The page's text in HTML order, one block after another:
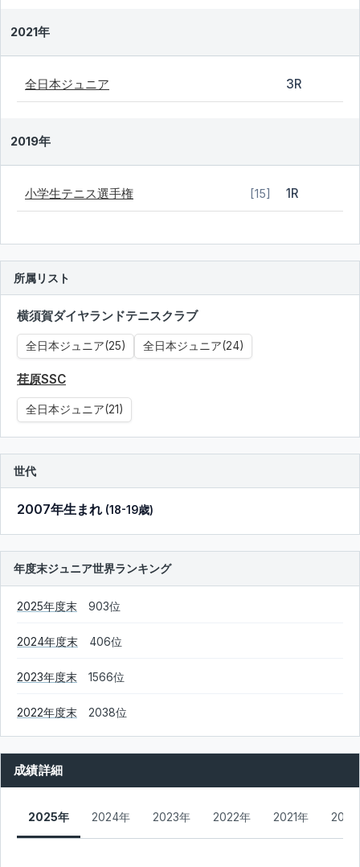
2021年
全日本ジュニア 3R
2019年
小学生テニス選手権 [15] 1R
所属リスト
横須賀ダイヤランドテニスクラブ
全日本ジュニア(25) 全日本ジュニア(24)
荏原SSC
全日本ジュニア(21)
世代
2007年生まれ (18-19歳)
年度末ジュニア世界ランキング
2025年度末 903位
2024年度末 406位
2023年度末 1566位
2022年度末 2038位
成績詳細
2025年 2024年 2023年 2022年 2021年 2019